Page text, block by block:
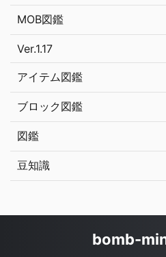
MOB図鑑
Ver.1.17
アイテム図鑑
ブロック図鑑
図鑑
豆知識
bomb-